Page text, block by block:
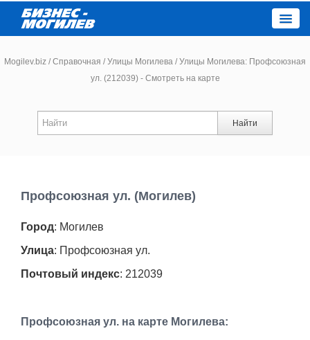
Новости
Афиша
Транспорт
Mogilev.biz / Справочная / Улицы Могилева /Улицы Могилева: Профсоюзная
ул. (212039) - Смотреть на карте
Найти
Профсоюзная ул. (Могилев)
Город: Могилев
Улица: Профсоюзная ул.
Почтовый индекс: 212039
Профсоюзная ул. на карте Могилева: